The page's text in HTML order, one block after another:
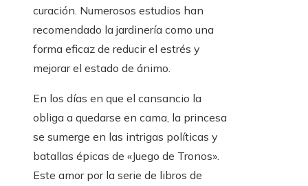
curación. Numerosos estudios han
recomendado la jardinería como una
forma eficaz de reducir el estrés y
mejorar el estado de ánimo.
En los días en que el cansancio la
obliga a quedarse en cama, la princesa
se sumerge en las intrigas políticas y
batallas épicas de «Juego de Tronos».
Este amor por la serie de libros de